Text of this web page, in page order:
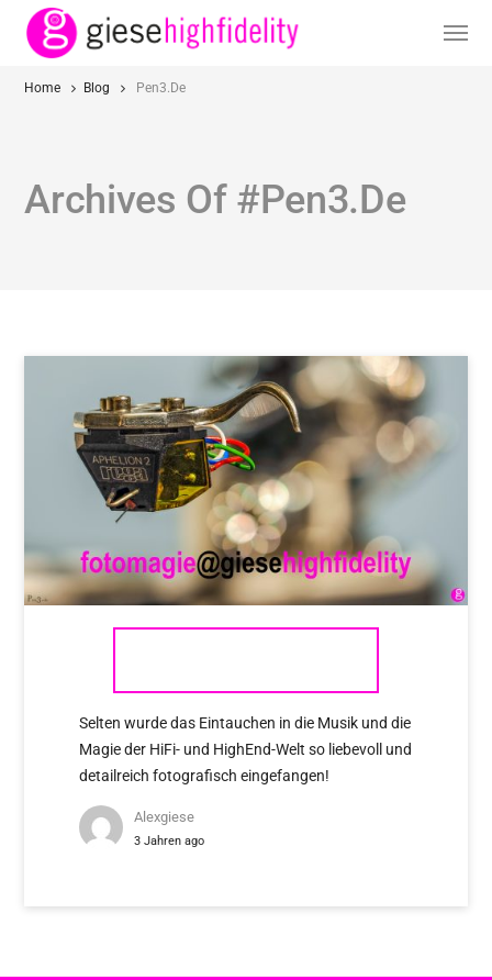
Home Blog Pen3.de
Archives Of #pen3.de
Selten wurde das Eintauchen in die Musik und die
Magie der HiFi- und HighEnd-Welt so liebevoll und
detailreich fotografisch eingefangen!
Alexgiese
3 Jahren ago